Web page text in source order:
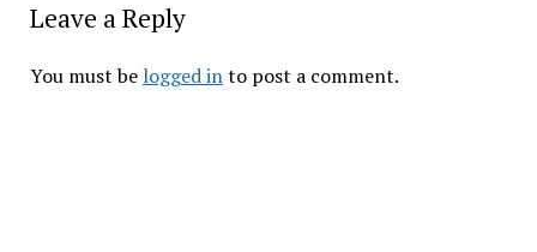
Leave a Reply
You must be logged into post a comment.